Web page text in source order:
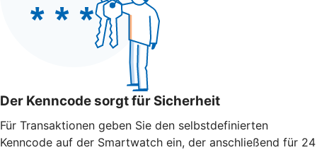
Der Kenncode sorgt für Sicherheit
Für Transaktionen geben Sie den selbstdefinierten
Kenncode auf der Smartwatch ein, der anschließend für 24